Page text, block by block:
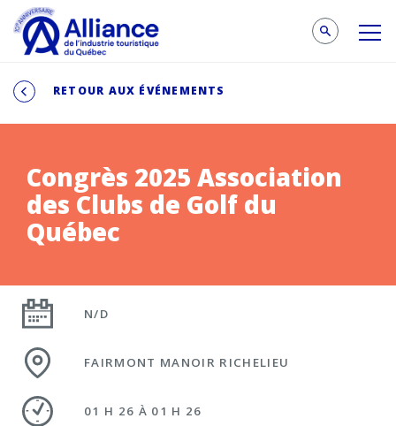
RETOUR AUX ÉVÉNEMENTS
Congrès 2025 Association
des Clubs de Golf du
Québec
N/D
FAIRMONT MANOIR RICHELIEU
01 H 26 À 01 H 26